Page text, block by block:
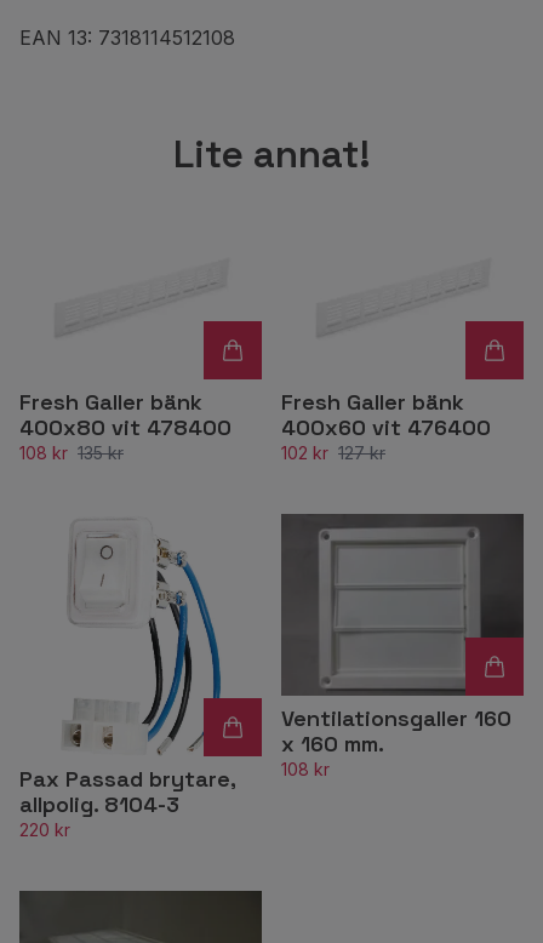
EAN 13: 7318114512108
Lite annat!
Fresh Galler bänk
400x80 vit 478400
108 kr 135 kr
Fresh Galler bänk
400x60 vit 476400
102 kr 127 kr
Pax Passad brytare,
allpolig. 8104-3
220 kr
Ventilationsgaller 160
x 160 mm.
108 kr